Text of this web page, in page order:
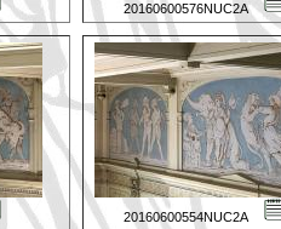
20160600576NUC2A
20160600554NUC2A